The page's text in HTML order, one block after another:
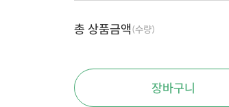
총 상품금액(수량)
장바구니